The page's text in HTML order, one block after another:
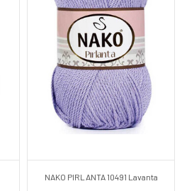
NAKO PIRLANTA 10491 Lavanta